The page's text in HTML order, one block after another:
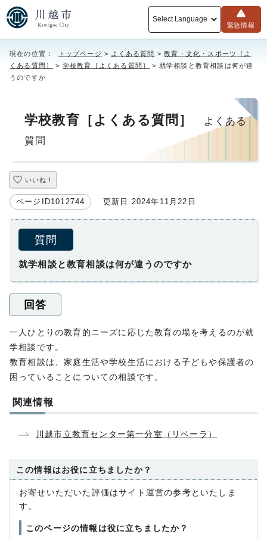
Select Language
緊急情報
現在の位置： トップページ > よくある質問 >教育・文化・スポーツ［よ
くある質問］
> 学校教育［よくある質問］
> 就学相談と教育相談は何が違
うのですか
学校教育［よくある質問］
よくある
質問
いいね！
ページID1012744 更新日 2024年11月22日
質問
就学相談と教育相談は何が違うのですか
回答
一人ひとりの教育的ニーズに応じた教育の場を考えるのが就
学相談です。
教育相談は、家庭生活や学校生活における子どもや保護者の
困っていることについての相談です。
関連情報
川越市立教育センター第一分室（リベーラ）
この情報はお役に立ちましたか？
お寄せいただいた評価はサイト運営の参考といたしま
す。
このページの情報は役に立ちましたか？